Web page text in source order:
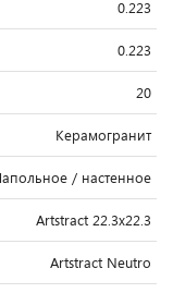
0.223
0.223
20
Керамогранит
/ настенное
Artstract 22.3x22.3
Artstract Neutro